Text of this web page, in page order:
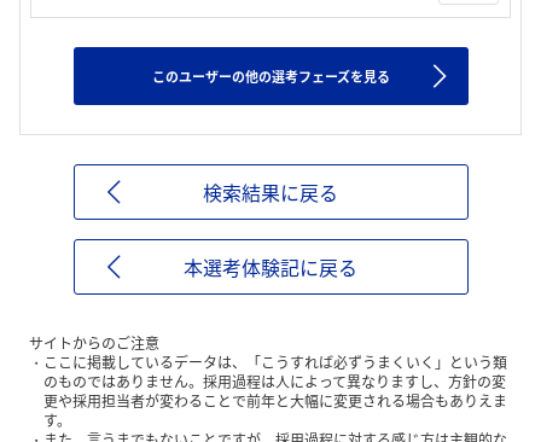
このユーザーの他の選考フェーズを見る
検索結果に戻る
本選考体験記に戻る
サイトからのご注意
ここに掲載しているデータは、「こうすれば必ずうまくいく」という類
のものではありません。採用過程は人によって異なりますし、方針の変
更や採用担当者が変わることで前年と大幅に変更される場合もありえま
す。